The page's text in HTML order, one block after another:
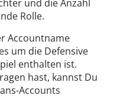
und die Anzahl
Rolle.
Accountname
um die Defensive
enthalten ist.
hast, kannst Du
Accounts